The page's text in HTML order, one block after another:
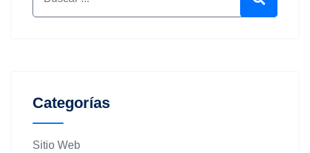
Categorías
Sitio Web